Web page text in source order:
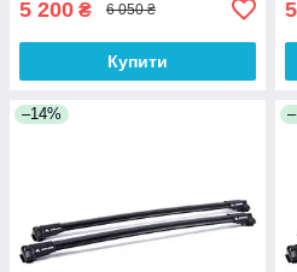
5 200 ₴ 6 050 ₴
Купити
–14%